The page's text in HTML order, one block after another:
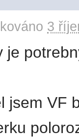
3
je
jsem VF